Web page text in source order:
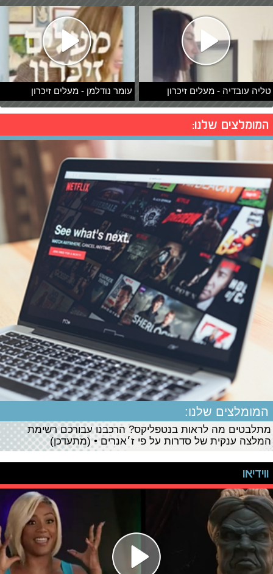
טליה עובדיה - מעלים זיכרון עומר נודלמן - מעלים זיכרון
המומלצים שלנו:
המומלצים שלנו:
מתלבטים מה לראות בנטפליקס? הרכבנו עבורכם רשימת
המלצה ענקית של סדרות על פי ז׳אנרים • (מתעדכן)
ווידיאו